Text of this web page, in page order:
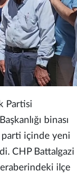
Partisi
binası
parti içinde yeni
CHP Battalgazi
ilçe